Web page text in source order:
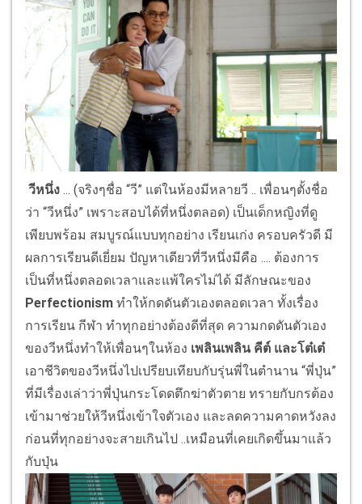
วีหนึ่ง ... (จริงๆชื่อ “วี” แต่ในห้องมีหลายวี .. เพื่อนๆตั้งชื่อ
ว่า “วีหนึ่ง” เพราะสอบได้ที่หนึ่งตลอด) เป็นเด็กหญิงที่ดู
เพียบพร้อม สมบูรณ์แบบทุกอย่าง เรียนเก่ง ครอบครัวดี มี
ผลการเรียนดีเยี่ยม ปัญหาเดียวที่วีหนึ่งมีคือ .... ต้องการ
เป็นที่หนึ่งตลอดเวลาและแพ้ใครไม่ได้ มีลักษณะของ
Perfectionism ทำให้กดดันตัวเองตลอดเวลา ทั้งเรื่อง
การเรียน กีฬา ทำทุกอย่างต้องดีที่สุด ความกดดันตัวเอง
ของวีหนึ่งทำให้เพื่อนๆในห้อง เพลินเพลิน คีต์ และโต๋เต๋
เอาชีวิตของวีหนึ่งไปเปรียบเทียบกับรุ่นพี่ในตำนาน “พี่ปุ่น”
ที่มีเรื่องเล่าว่าพี่ปุ่นกระโดดตึกฆ่าตัวตาย ทรายกับกรต้อง
เข้ามาช่วยให้วีหนึ่งเข้าใจตัวเอง และลดความคาดหวังลง
ก่อนที่ทุกอย่างจะสายเกินไป ..เหมือนที่เคยเกิดขึ้นมาแล้ว
กับปุ่น